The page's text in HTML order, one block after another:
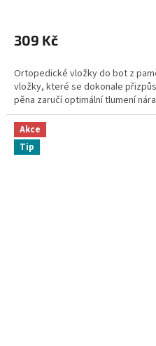
309 Kč
Ortopedické vložky do bot z
vložky, které se dokonale
pěna zaručí optimální tlumení
Akce
Tip